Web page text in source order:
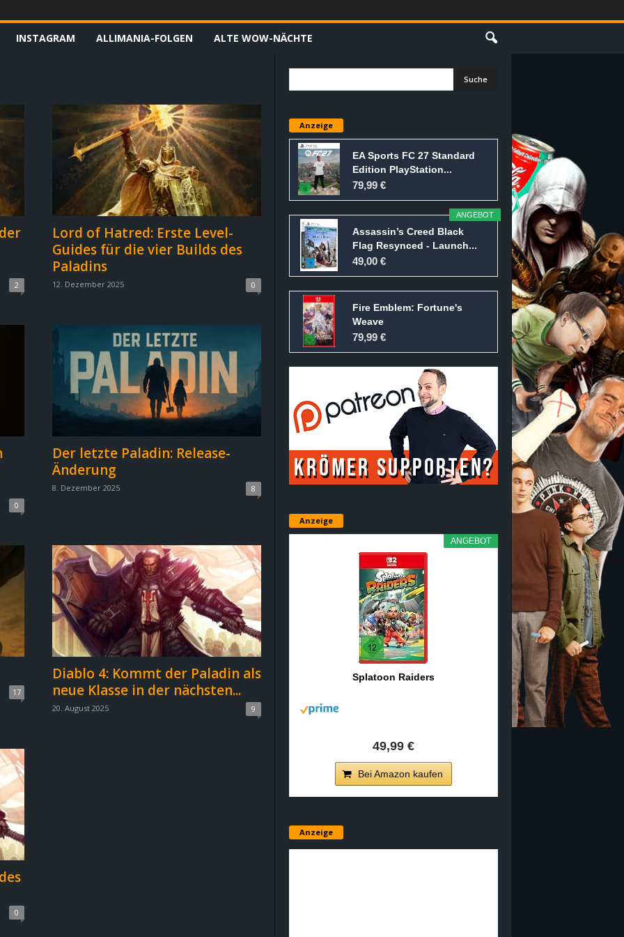
INSTAGRAM ALLIMANIA-FOLGEN ALTE WOW-NÄCHTE
2
Lord of Hatred: Erste Level-
Guides für die vier Builds des
Paladins
12. Dezember 2025 0
0
Der letzte Paladin: Release-
Änderung
8. Dezember 2025 8
17
Diablo 4: Kommt der Paladin als
neue Klasse in der nächsten...
20. August 2025 9
0
Anzeige
EA Sports FC 27 Standard
Edition PlayStation...
79,99 €
ANGEBOT
Assassin’s Creed Black
Flag Resynced - Launch...
49,00 €
Fire Emblem: Fortune's
Weave
79,99 €
Anzeige
ANGEBOT
Splatoon Raiders
49,99 €
Bei Amazon kaufen
Anzeige